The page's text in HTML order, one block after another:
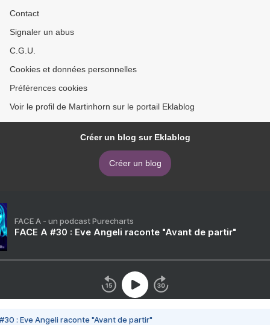
Contact
Signaler un abus
C.G.U.
Cookies et données personnelles
Préférences cookies
Voir le profil de Martinhorn sur le portail Eklablog
Créer un blog sur Eklablog
Créer un blog
FACE A - un podcast Purecharts
FACE A #30 : Eve Angeli raconte "Avant de partir"
#30 : Eve Angeli raconte "Avant de partir"